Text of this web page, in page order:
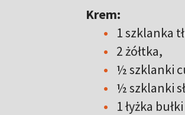
Krem:
1 szklanka
2 żółtka,
½ szklanki
½ szklanki
1 łyżka